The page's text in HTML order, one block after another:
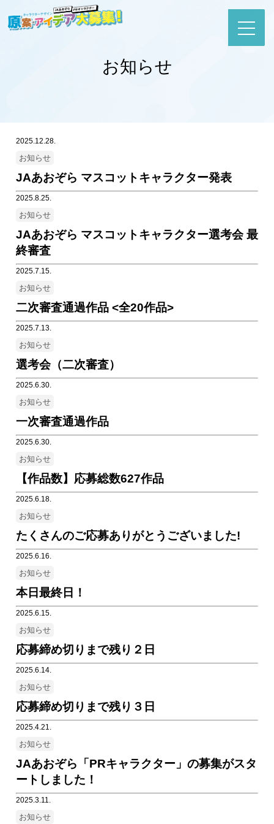
お知らせ
2025.12.28.
お知らせ
JAあおぞら マスコットキャラクター発表
2025.8.25.
お知らせ
JAあおぞら マスコットキャラクター選考会 最
終審査
2025.7.15.
お知らせ
二次審査通過作品 <全20作品>
2025.7.13.
お知らせ
選考会（二次審査）
2025.6.30.
お知らせ
一次審査通過作品
2025.6.30.
お知らせ
【作品数】応募総数627作品
2025.6.18.
お知らせ
たくさんのご応募ありがとうございました!
2025.6.16.
お知らせ
本日最終日！
2025.6.15.
お知らせ
応募締め切りまで残り２日
2025.6.14.
お知らせ
応募締め切りまで残り３日
2025.4.21.
お知らせ
JAあおぞら「PRキャラクター」の募集がスタ
ートしました！
2025.3.11.
お知らせ